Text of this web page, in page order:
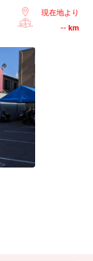
現在地より
-- km